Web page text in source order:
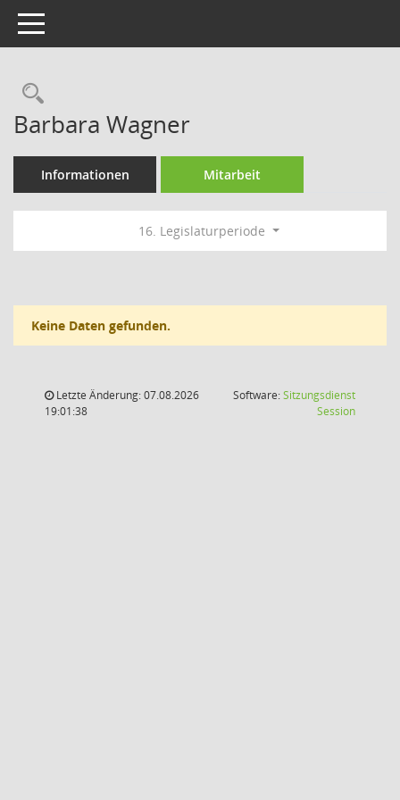
Toggle navigation
Rechercheauswahl
Barbara Wagner
Informationen Mitarbeit
16. Legislaturperiode
Keine Daten gefunden.
Letzte Änderung: 07.08.2026
19:01:38
Software:Sitzungsdienst
Session(Wird in